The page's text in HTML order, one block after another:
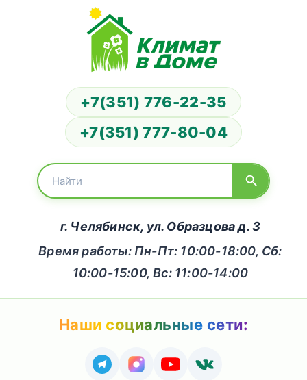
+7(351) 776-22-35
+7(351) 777-80-04
г. Челябинск, ул. Образцова д. 3
Время работы: Пн-Пт: 10:00-18:00, Сб:
10:00-15:00, Вс: 11:00-14:00
Наши социальные сети: